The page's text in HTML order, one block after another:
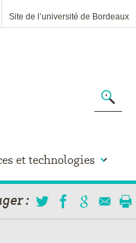
Site de l’université de Bordeaux
et technologies
: